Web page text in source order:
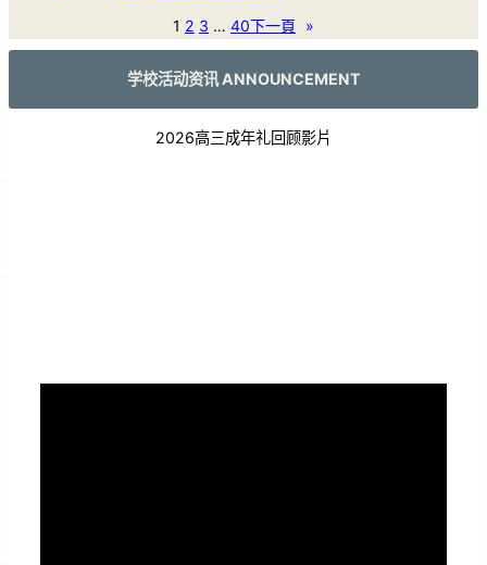
1 2 3 … 40下一頁 »
学校活动资讯 ANNOUNCEMENT
2026高三成年礼回顾影片